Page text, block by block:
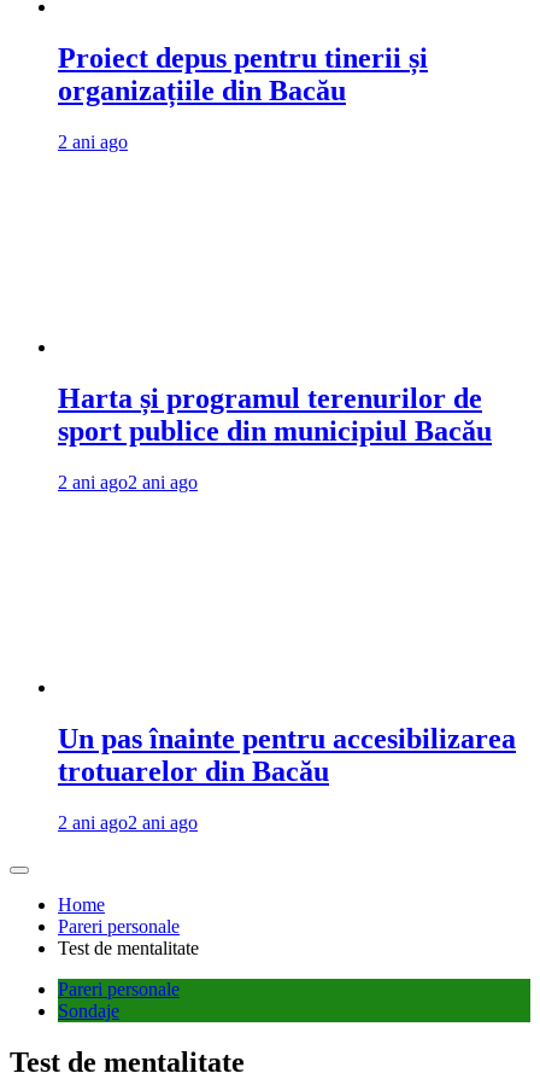
Proiect depus pentru tinerii și
organizațiile din Bacău
2 ani ago
Harta și programul terenurilor de
sport publice din municipiul Bacău
2 ani ago2 ani ago
Un pas înainte pentru accesibilizarea
trotuarelor din Bacău
2 ani ago2 ani ago
Home
Pareri personale
Test de mentalitate
Pareri personale
Sondaje
Test de mentalitate